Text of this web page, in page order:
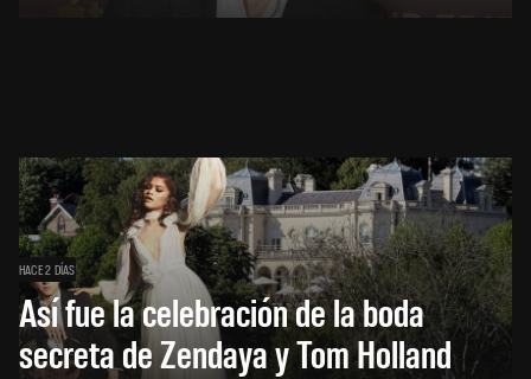
HACE 2 DÍAS
Así fue la celebración de la boda
secreta de Zendaya y Tom Holland